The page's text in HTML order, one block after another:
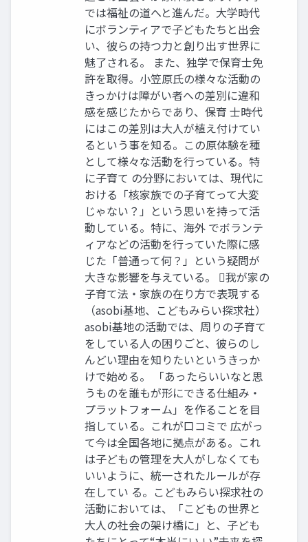
では福祉の道へと進んだ。大学時代
にボランティアで子どもたちと出会
い、彼らの持つ力と創り出す世界に
魅了される。 また、独学で保育士免
許を取得。小笠原氏の様々な活動の
きっかけは障がい者への差別に違和
感を感じたからであり、保育 士時代
にはこの差別は大人が植え付けてい
るという事を知る。この原体験を種
として様々な活動を行っている。特
に子育て の分野においては、現代に
おける「核家族での子育てって大変
じゃない？」という思いを持って活
動している。特に、海外 でボランテ
ィアなどの活動を行っていた際に感
じた「普通って何？」という疑問が
大きな影響を与えている。 我が家の
子育て法・家族の在り方で表現する
（asobi基地、こどもみらい探求社）
asobi基地の活動では、周りの子育て
をしている人の困りごと、彼らのし
んどい理由を知りたいというきっか
けで始める。 「あったらいいなと思
うものを誰もが形にできる仕組み・
プラットフォーム」を作ることを目
指している。これが口コミで 広がっ
て今は全国各地に拠点がある。これ
は子どもの管理を大人がしなくても
いいように、統一されたルールが存
在してい る。こどもみらい探求社の
活動においては、「こどもの世界と
大人の社会の架け橋に」と、子ども